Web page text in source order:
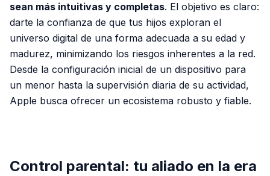
sean más intuitivas y completas. El objetivo es claro:
darte la confianza de que tus hijos exploran el
universo digital de una forma adecuada a su edad y
madurez, minimizando los riesgos inherentes a la red.
Desde la configuración inicial de un dispositivo para
un menor hasta la supervisión diaria de su actividad,
Apple busca ofrecer un ecosistema robusto y fiable.
Control parental: tu aliado en la era